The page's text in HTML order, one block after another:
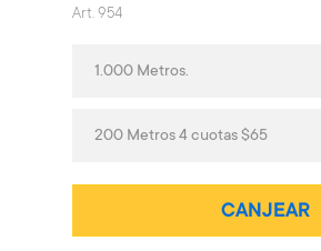
Art. 954
1.000 Metros.
200 Metros 4 cuotas $65
CANJEAR